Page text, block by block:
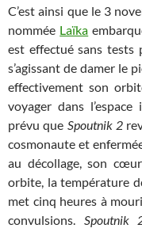
C’est ainsi que le 3
nommée Laïka
est effectué sans tests
s’agissant de damer le
effectivement son
voyager dans
prévu que Spoutnik 2
cosmonaute et
au décollage, son
orbite, la température
met cinq heures à
convulsions. Spoutnik